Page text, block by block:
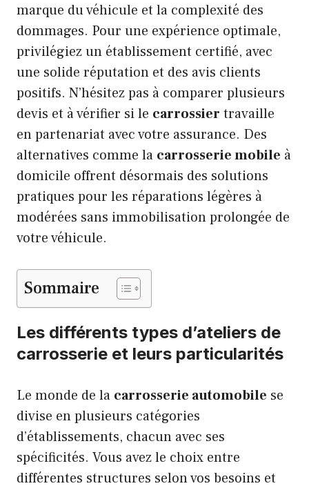
marque du véhicule et la complexité des
dommages. Pour une expérience optimale,
privilégiez un établissement certifié, avec
une solide réputation et des avis clients
positifs. N’hésitez pas à comparer plusieurs
devis et à vérifier si le carrossier travaille
en partenariat avec votre assurance. Des
alternatives comme la carrosserie mobile à
domicile offrent désormais des solutions
pratiques pour les réparations légères à
modérées sans immobilisation prolongée de
votre véhicule.
Sommaire
Les différents types d’ateliers de
carrosserie et leurs particularités
Le monde de la carrosserie automobile se
divise en plusieurs catégories
d’établissements, chacun avec ses
spécificités. Vous avez le choix entre
différentes structures selon vos besoins et